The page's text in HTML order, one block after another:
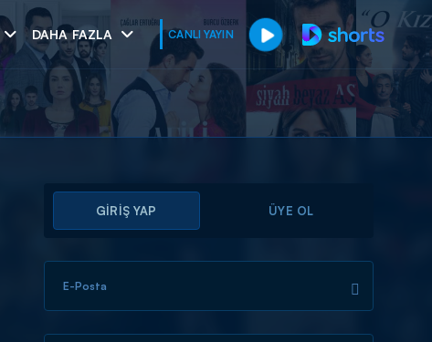
DAHA FAZLA CANLI YAYIN
GİRİŞ YAP ÜYE OL
E-Posta